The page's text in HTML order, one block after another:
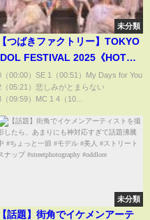
未分類
【つばきファクトリー】TOKYO
IDOL FESTIVAL 2025《HOT
》(2025.8.3)
（00:00）SE 1（00:51）My Days for You
（05:21）悲しみがとまらない
（09:59）MC 1 4（10...
未分類
【話題】街角でイケメンアーテ